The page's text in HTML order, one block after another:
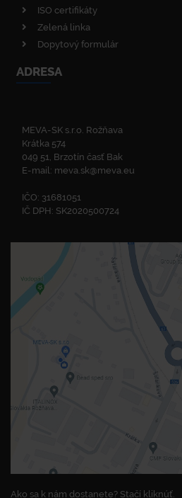
ISO certifikáty
Zelená linka
Dopytový formulár
ADRESA
MEVA-SK s.r.o. Rožňava
Krátka 574
049 51, Brzotín časť Bak
E-mail: meva.sk@meva.eu
IČO: 31681051
IČ DPH: SK2020500724
Ako sa k nám dostanete? Stačí kliknúť.